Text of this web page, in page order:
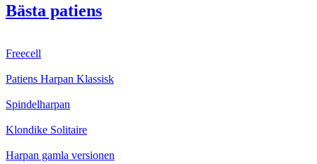
Bästa patiens
Freecell
Patiens Harpan Klassisk
Spindelharpan
Klondike Solitaire
Harpan gamla versionen